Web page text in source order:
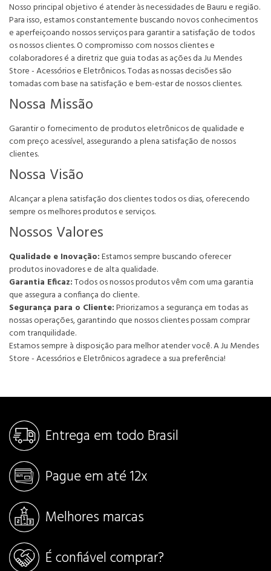
Nosso principal objetivo é atender às necessidades de Bauru e região.
Para isso, estamos constantemente buscando novos conhecimentos
e aperfeiçoando nossos serviços para garantir a satisfação de todos
os nossos clientes. O compromisso com nossos clientes e
colaboradores é a diretriz que guia todas as ações da Ju Mendes
Store - Acessórios e Eletrônicos. Todas as nossas decisões são
tomadas com base na satisfação e bem-estar de nossos clientes.
Nossa Missão
Garantir o fornecimento de produtos eletrônicos de qualidade e
com preço acessível, assegurando a plena satisfação de nossos
clientes.
Nossa Visão
Alcançar a plena satisfação dos clientes todos os dias, oferecendo
sempre os melhores produtos e serviços.
Nossos Valores
Qualidade e Inovação:Estamos sempre buscando oferecer
produtos inovadores e de alta qualidade.
Garantia Eficaz:Todos os nossos produtos vêm com uma garantia
que assegura a confiança do cliente.
Segurança para o Cliente:Priorizamos a segurança em todas as
nossas operações, garantindo que nossos clientes possam comprar
com tranquilidade.
Estamos sempre à disposição para melhor atender você. A Ju Mendes
Store - Acessórios e Eletrônicos agradece a sua preferência!
Entrega em todo Brasil
Pague em até 12x
Melhores marcas
É confiável comprar?